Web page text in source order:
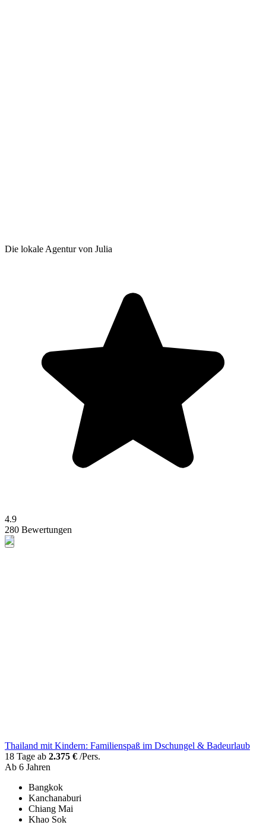
Die lokale Agentur von Julia
4.9
280 Bewertungen
Thailand mit Kindern: Familienspaß im Dschungel & Badeurlaub
18 Tage ab 2.375 € /Pers.
Ab 6 Jahren
Bangkok
Kanchanaburi
Chiang Mai
Khao Sok